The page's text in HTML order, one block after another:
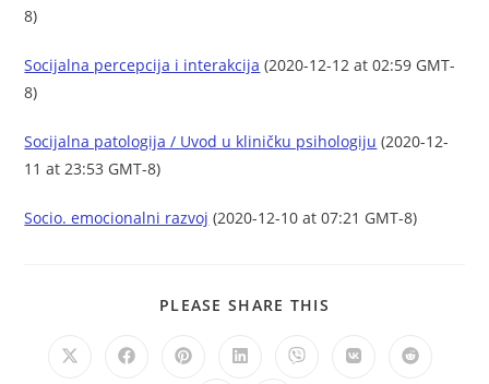
8)
Socijalna percepcija i interakcija (2020-12-12 at 02:59 GMT-
8)
Socijalna patologija / Uvod u kliničku psihologiju (2020-12-
11 at 23:53 GMT-8)
Socio. emocionalni razvoj (2020-12-10 at 07:21 GMT-8)
PLEASE SHARE THIS